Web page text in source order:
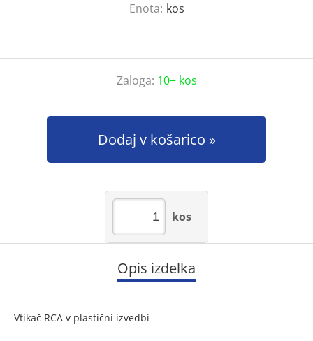
Enota: kos
Zaloga: 10+ kos
Dodaj v košarico
kos
Opis izdelka
Vtikač RCA v plastični izvedbi